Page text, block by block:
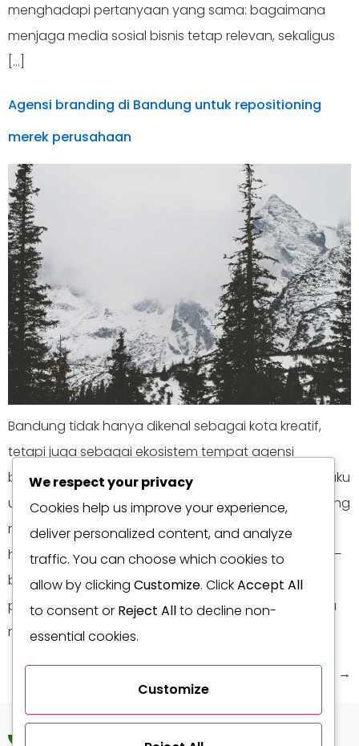
menghadapi pertanyaan yang sama: bagaimana
menjaga media sosial bisnis tetap relevan, sekaligus
[…]
Agensi branding di Bandung untuk repositioning
merek perusahaan
Bandung tidak hanya dikenal sebagai kota kreatif,
tetapi juga sebagai ekosistem tempat agensi
branding, studio desain, komunitas kreator, dan pelaku
usaha saling menguatkan. Di tengah persaingan yang
makin rapat—dari bisnis kuliner di kawasan Dago
hingga layanan B2B di koridor industri sekitar Cimahi—
banyak perusahaan akhirnya menghadapi
pertanyaan yang sama: apakah identitas merek kita
masih relevan, atau […]
Next →
We respect your privacy
Cookies help us improve your experience,
deliver personalized content, and analyze
traffic. You can choose which cookies to
allow by clicking Customize. ClickAccept All
to consent or Reject Allto decline non-
essential cookies.
Customize